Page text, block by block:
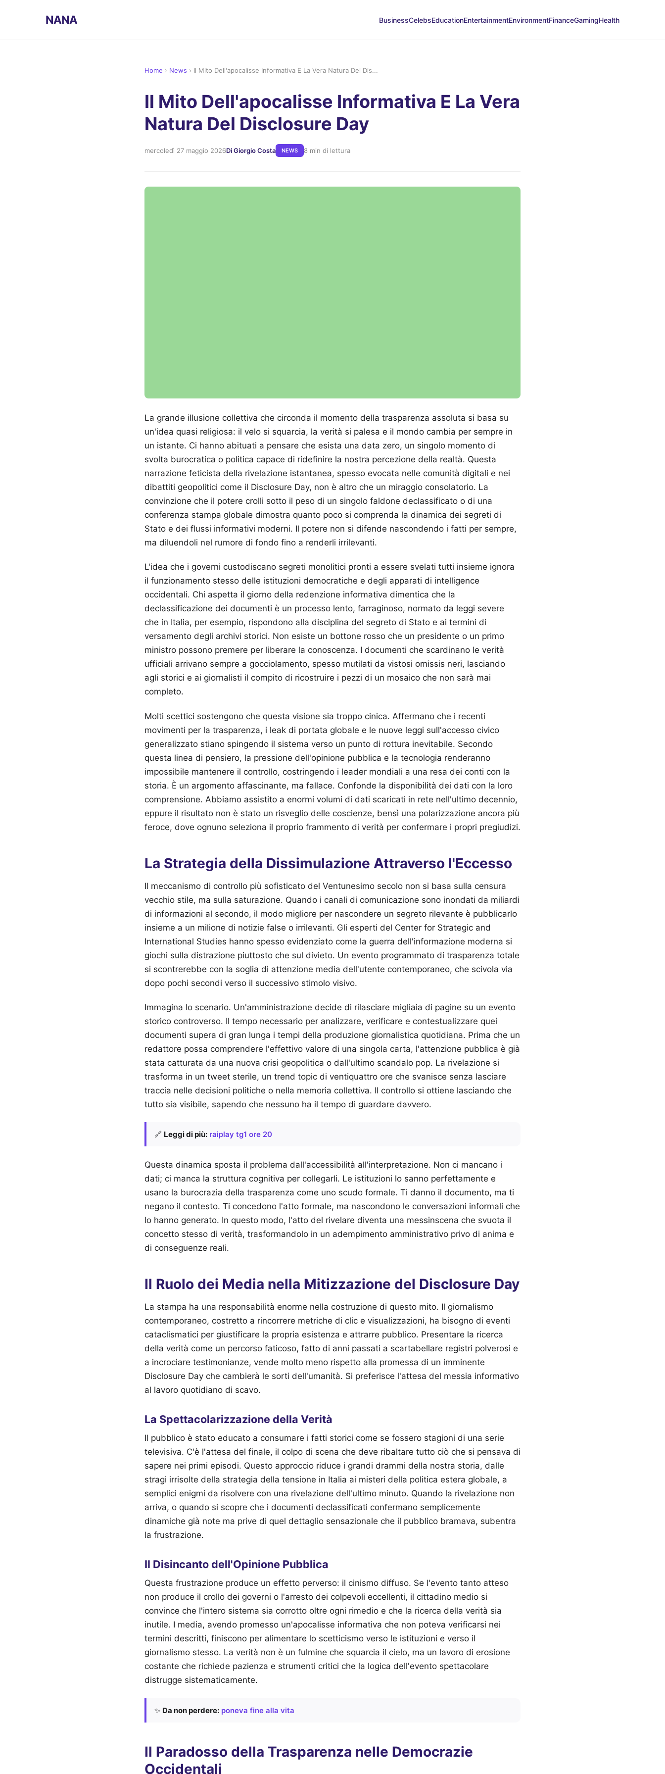
NANA BusinessCelebsEducationEntertainmentEnvironmentFinanceGamingHealth
Home › News › Il Mito Dell'apocalisse Informativa E La Vera Natura Del Dis...
Il Mito Dell'apocalisse Informativa E La Vera
Natura Del Disclosure Day
mercoledì 27 maggio 2026Di Giorgio Costa NEWS 8 min di lettura
La grande illusione collettiva che circonda il momento della trasparenza assoluta si basa su
un'idea quasi religiosa: il velo si squarcia, la verità si palesa e il mondo cambia per sempre in
un istante. Ci hanno abituati a pensare che esista una data zero, un singolo momento di
svolta burocratica o politica capace di ridefinire la nostra percezione della realtà. Questa
narrazione feticista della rivelazione istantanea, spesso evocata nelle comunità digitali e nei
dibattiti geopolitici come il Disclosure Day, non è altro che un miraggio consolatorio. La
convinzione che il potere crolli sotto il peso di un singolo faldone declassificato o di una
conferenza stampa globale dimostra quanto poco si comprenda la dinamica dei segreti di
Stato e dei flussi informativi moderni. Il potere non si difende nascondendo i fatti per sempre,
ma diluendoli nel rumore di fondo fino a renderli irrilevanti.
L'idea che i governi custodiscano segreti monolitici pronti a essere svelati tutti insieme ignora
il funzionamento stesso delle istituzioni democratiche e degli apparati di intelligence
occidentali. Chi aspetta il giorno della redenzione informativa dimentica che la
declassificazione dei documenti è un processo lento, farraginoso, normato da leggi severe
che in Italia, per esempio, rispondono alla disciplina del segreto di Stato e ai termini di
versamento degli archivi storici. Non esiste un bottone rosso che un presidente o un primo
ministro possono premere per liberare la conoscenza. I documenti che scardinano le verità
ufficiali arrivano sempre a gocciolamento, spesso mutilati da vistosi omissis neri, lasciando
agli storici e ai giornalisti il compito di ricostruire i pezzi di un mosaico che non sarà mai
completo.
Molti scettici sostengono che questa visione sia troppo cinica. Affermano che i recenti
movimenti per la trasparenza, i leak di portata globale e le nuove leggi sull'accesso civico
generalizzato stiano spingendo il sistema verso un punto di rottura inevitabile. Secondo
questa linea di pensiero, la pressione dell'opinione pubblica e la tecnologia renderanno
impossibile mantenere il controllo, costringendo i leader mondiali a una resa dei conti con la
storia. È un argomento affascinante, ma fallace. Confonde la disponibilità dei dati con la loro
comprensione. Abbiamo assistito a enormi volumi di dati scaricati in rete nell'ultimo decennio,
eppure il risultato non è stato un risveglio delle coscienze, bensì una polarizzazione ancora più
feroce, dove ognuno seleziona il proprio frammento di verità per confermare i propri pregiudizi.
La Strategia della Dissimulazione Attraverso l'Eccesso
Il meccanismo di controllo più sofisticato del Ventunesimo secolo non si basa sulla censura
vecchio stile, ma sulla saturazione. Quando i canali di comunicazione sono inondati da miliardi
di informazioni al secondo, il modo migliore per nascondere un segreto rilevante è pubblicarlo
insieme a un milione di notizie false o irrilevanti. Gli esperti del Center for Strategic and
International Studies hanno spesso evidenziato come la guerra dell'informazione moderna si
giochi sulla distrazione piuttosto che sul divieto. Un evento programmato di trasparenza totale
si scontrerebbe con la soglia di attenzione media dell'utente contemporaneo, che scivola via
dopo pochi secondi verso il successivo stimolo visivo.
Immagina lo scenario. Un'amministrazione decide di rilasciare migliaia di pagine su un evento
storico controverso. Il tempo necessario per analizzare, verificare e contestualizzare quei
documenti supera di gran lunga i tempi della produzione giornalistica quotidiana. Prima che un
redattore possa comprendere l'effettivo valore di una singola carta, l'attenzione pubblica è già
stata catturata da una nuova crisi geopolitica o dall'ultimo scandalo pop. La rivelazione si
trasforma in un tweet sterile, un trend topic di ventiquattro ore che svanisce senza lasciare
traccia nelle decisioni politiche o nella memoria collettiva. Il controllo si ottiene lasciando che
tutto sia visibile, sapendo che nessuno ha il tempo di guardare davvero.
🔗 Leggi di più: raiplay tg1 ore 20
Questa dinamica sposta il problema dall'accessibilità all'interpretazione. Non ci mancano i
dati; ci manca la struttura cognitiva per collegarli. Le istituzioni lo sanno perfettamente e
usano la burocrazia della trasparenza come uno scudo formale. Ti danno il documento, ma ti
negano il contesto. Ti concedono l'atto formale, ma nascondono le conversazioni informali che
lo hanno generato. In questo modo, l'atto del rivelare diventa una messinscena che svuota il
concetto stesso di verità, trasformandolo in un adempimento amministrativo privo di anima e
di conseguenze reali.
Il Ruolo dei Media nella Mitizzazione del Disclosure Day
La stampa ha una responsabilità enorme nella costruzione di questo mito. Il giornalismo
contemporaneo, costretto a rincorrere metriche di clic e visualizzazioni, ha bisogno di eventi
cataclismatici per giustificare la propria esistenza e attrarre pubblico. Presentare la ricerca
della verità come un percorso faticoso, fatto di anni passati a scartabellare registri polverosi e
a incrociare testimonianze, vende molto meno rispetto alla promessa di un imminente
Disclosure Day che cambierà le sorti dell'umanità. Si preferisce l'attesa del messia informativo
al lavoro quotidiano di scavo.
La Spettacolarizzazione della Verità
Il pubblico è stato educato a consumare i fatti storici come se fossero stagioni di una serie
televisiva. C'è l'attesa del finale, il colpo di scena che deve ribaltare tutto ciò che si pensava di
sapere nei primi episodi. Questo approccio riduce i grandi drammi della nostra storia, dalle
stragi irrisolte della strategia della tensione in Italia ai misteri della politica estera globale, a
semplici enigmi da risolvere con una rivelazione dell'ultimo minuto. Quando la rivelazione non
arriva, o quando si scopre che i documenti declassificati confermano semplicemente
dinamiche già note ma prive di quel dettaglio sensazionale che il pubblico bramava, subentra
la frustrazione.
Il Disincanto dell'Opinione Pubblica
Questa frustrazione produce un effetto perverso: il cinismo diffuso. Se l'evento tanto atteso
non produce il crollo dei governi o l'arresto dei colpevoli eccellenti, il cittadino medio si
convince che l'intero sistema sia corrotto oltre ogni rimedio e che la ricerca della verità sia
inutile. I media, avendo promesso un'apocalisse informativa che non poteva verificarsi nei
termini descritti, finiscono per alimentare lo scetticismo verso le istituzioni e verso il
giornalismo stesso. La verità non è un fulmine che squarcia il cielo, ma un lavoro di erosione
costante che richiede pazienza e strumenti critici che la logica dell'evento spettacolare
distrugge sistematicamente.
✨ Da non perdere: poneva fine alla vita
Il Paradosso della Trasparenza nelle Democrazie
Occidentali